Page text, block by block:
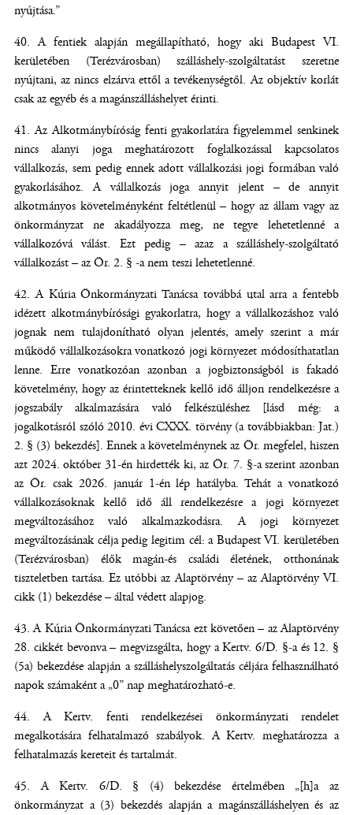
nyújtása.”
A fentiek alapján megállapítható, hogy aki Budapest VI.
kerületében (Terézvárosban) szálláshely-szolgáltatást szeretne
nyújtani, az nincs elzárva ettől a tevékenységtől. Az objektív korlát
csak az egyéb és a magánszálláshelyet érinti.
Az Alkotmánybíróság fenti gyakorlatára figyelemmel senkinek
nincs alanyi joga meghatározott foglalkozással kapcsolatos
vállalkozás, sem pedig ennek adott vállalkozási jogi formában való
gyakorlásához. A vállalkozás joga annyit jelent – de annyit
alkotmányos követelményként feltétlenül – hogy az állam vagy az
önkormányzat ne akadályozza meg, ne tegye lehetetlenné a
vállalkozóvá válást. Ezt pedig – azaz a szálláshely-szolgáltató
vállalkozást – az Ör. 2. § -a nem teszi lehetetlenné.
A Kúria Önkormányzati Tanácsa továbbá utal arra a fentebb
idézett alkotmánybírósági gyakorlatra, hogy a vállalkozáshoz való
jognak nem tulajdonítható olyan jelentés, amely szerint a már
működő vállalkozásokra vonatkozó jogi környezet módosíthatatlan
lenne. Erre vonatkozóan azonban a jogbiztonságból is fakadó
követelmény, hogy az érintetteknek kellő idő álljon rendelkezésre a
jogszabály alkalmazására való felkészüléshez [lásd még: a
jogalkotásról szóló 2010. évi CXXX. törvény (a továbbiakban: Jat.)
2. § (3) bekezdés]. Ennek a követelménynek az Ör. megfelel, hiszen
azt 2024. október 31-én hirdették ki, az Ör. 7. §-a szerint azonban
az Ör. csak 2026. január 1-én lép hatályba. Tehát a vonatkozó
vállalkozásoknak kellő idő áll rendelkezésre a jogi környezet
megváltozásához való alkalmazkodásra. A jogi környezet
megváltozásának célja pedig legitim cél: a Budapest VI. kerületében
(Terézvárosban) élők magán-és családi életének, otthonának
tiszteletben tartása. Ez utóbbi az Alaptörvény – az Alaptörvény VI.
cikk (1) bekezdése – által védett alapjog.
A Kúria Önkormányzati Tanácsa ezt követően – az Alaptörvény
28. cikkét bevonva – megvizsgálta, hogy a Kertv. 6/D. §-a és 12. §
(5a) bekezdése alapján a szálláshelyszolgáltatás céljára felhasználható
napok számaként a „0” nap meghatározható-e.
A Kertv. fenti rendelkezései önkormányzati rendelet
megalkotására felhatalmazó szabályok. A Kertv. meghatározza a
felhatalmazás kereteit és tartalmát.
A Kertv. 6/D. § (4) bekezdése értelmében „[h]a az
önkormányzat a (3) bekezdés alapján a magánszálláshelyen és az